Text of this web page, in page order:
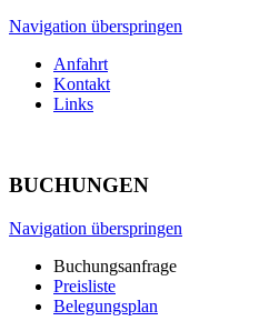
Navigation überspringen
Anfahrt
Kontakt
Links
BUCHUNGEN
Navigation überspringen
Buchungsanfrage
Preisliste
Belegungsplan